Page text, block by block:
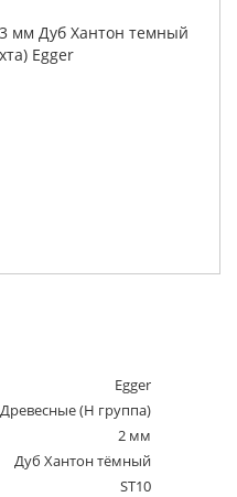
Egger
Древесные (Н группа)
2 мм
Дуб Хантон тёмный
ST10